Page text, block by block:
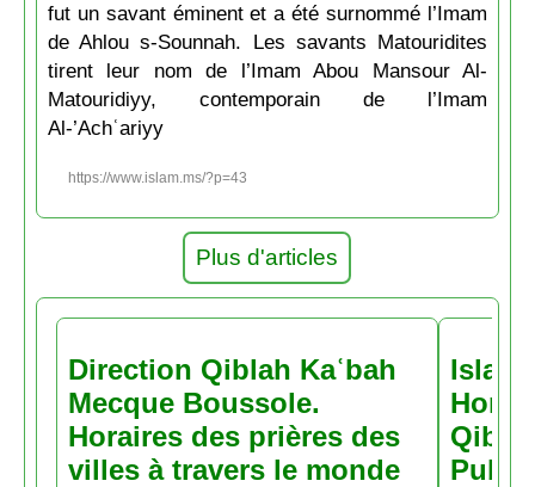
fut un savant éminent et a été surnommé l’Imam
de Ahlou s-Sounnah. Les savants Matouridites
tirent leur nom de l’Imam Abou Mansour Al-
Matouridiyy, contemporain de l’Imam
Al-’Achʿariyy
https://www.islam.ms/?p=43
Plus d'articles
Direction Qiblah Kaʿbah
Mecque Boussole.
Horaires des prières des
villes à travers le monde
Pubs